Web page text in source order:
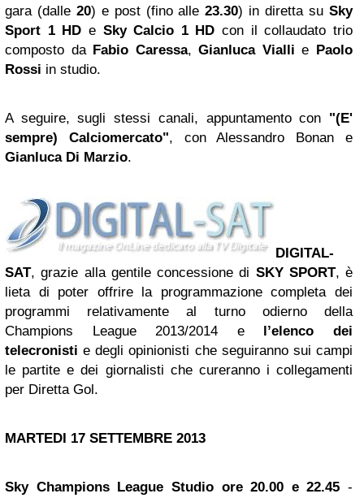
gara (dalle 20) e post (fino alle23.30) in diretta suSky
Sport 1 HD eSky Calcio 1 HD con il collaudato trio
composto da Fabio Caressa,Gianluca Vialli e Paolo
Rossi in studio.
A seguire, sugli stessi canali, appuntamento con "(E'
sempre) Calciomercato", con Alessandro Bonan e
Gianluca Di Marzio.
DIGITAL-
SAT, grazie alla gentile concessione di SKY SPORT, è
lieta di poter offrire la programmazione completa dei
programmi relativamente al turno odierno della
Champions League 2013/2014 e l’elenco dei
telecronisti e degli opinionisti che seguiranno sui campi
le partite e dei giornalisti che cureranno i collegamenti
per Diretta Gol.
MARTEDI 17 SETTEMBRE 2013
Sky Champions League Studio ore 20.00 e 22.45 -